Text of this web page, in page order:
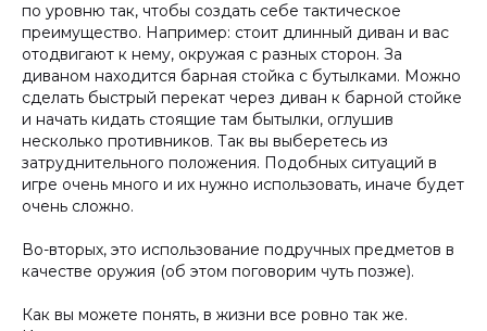
по уровню так, чтобы создать себе тактическое
преимущество. Например: стоит длинный диван и вас
отодвигают к нему, окружая с разных сторон. За
диваном находится барная стойка с бутылками. Можно
сделать быстрый перекат через диван к барной стойке
и начать кидать стоящие там бытылки, оглушив
несколько противников. Так вы выберетесь из
затруднительного положения. Подобных ситуаций в
игре очень много и их нужно использовать, иначе будет
очень сложно.
Во-вторых, это использование подручных предметов в
качестве оружия (об этом поговорим чуть позже).
Как вы можете понять, в жизни все ровно так же.